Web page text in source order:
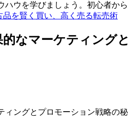
ウを学びましょう。初心者か
品を賢く買い、高く売る転売術
なマーケティング
ィングとプロモーション戦略の